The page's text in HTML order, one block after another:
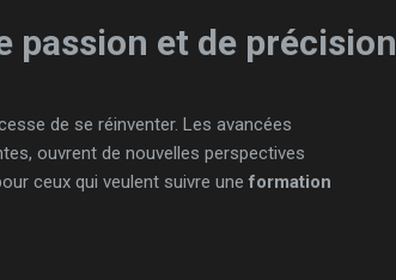
passion et de précision
de se réinventer. Les avancées
ouvrent de nouvelles perspectives
ceux qui veulent suivre uneformation